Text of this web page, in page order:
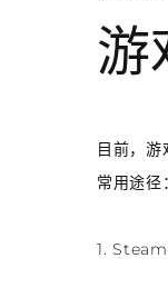
游
目前，
常用途径：
1. Steam